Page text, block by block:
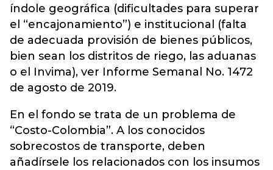
índole geográfica (dificultades para superar
el “encajonamiento”) e institucional (falta
de adecuada provisión de bienes públicos,
bien sean los distritos de riego, las aduanas
o el Invima), ver Informe Semanal No. 1472
de agosto de 2019.
En el fondo se trata de un problema de
“Costo-Colombia”. A los conocidos
sobrecostos de transporte, deben
añadírsele los relacionados con los insumos